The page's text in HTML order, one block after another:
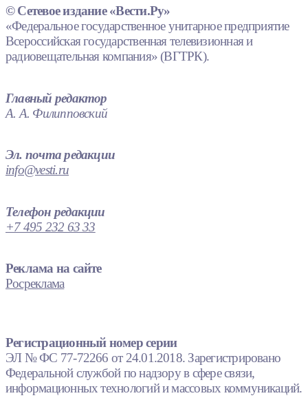
© Сетевое издание «Вести.Ру»
«Федеральное государственное унитарное предприятие
Всероссийская государственная телевизионная и
радиовещательная компания» (ВГТРК).
Главный редактор
А. А. Филипповский
Эл. почта редакции
info@vesti.ru
Телефон редакции
+7 495 232 63 33
Реклама на сайте
Росреклама
Регистрационный номер серии
ЭЛ № ФС 77-72266 от 24.01.2018. Зарегистрировано
Федеральной службой по надзору в сфере связи,
информационных технологий и массовых коммуникаций.